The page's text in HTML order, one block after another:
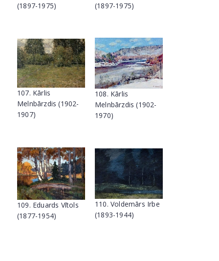
(1897-1975)
(1897-1975)
107. Kārlis
Melnbārzdis (1902-
1907)
108. Kārlis
Melnbārzdis (1902-
1970)
109. Eduards Vītols
(1877-1954)
110. Voldemārs Irbe
(1893-1944)